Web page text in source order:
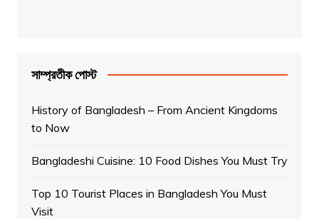
সাম্প্রতীক পোস্ট
History of Bangladesh – From Ancient Kingdoms
to Now
Bangladeshi Cuisine: 10 Food Dishes You Must Try
Top 10 Tourist Places in Bangladesh You Must
Visit